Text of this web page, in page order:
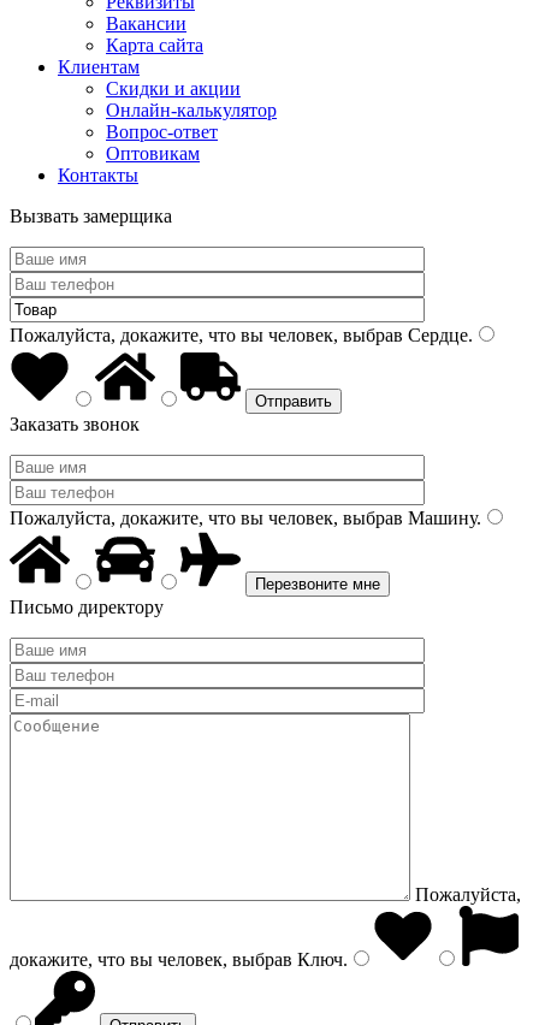
Вакансии
Карта сайта
Клиентам
Скидки и акции
Онлайн-калькулятор
Вопрос-ответ
Оптовикам
Контакты
Вызвать замерщика
Пожалуйста, докажите, что вы человек, выбрав Сердце.
Заказать звонок
Пожалуйста, докажите, что вы человек, выбрав Машину.
Письмо директору
Пожалуйста,
докажите, что вы человек, выбрав Ключ.